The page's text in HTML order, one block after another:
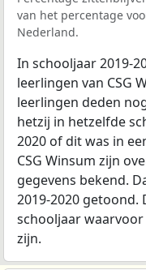
van het percentage
Nederland.
In schooljaar 2019-
leerlingen van CSG
leerlingen deden
hetzij in hetzelfde
2020 of dit was in
CSG Winsum zijn
gegevens bekend.
2019-2020 getoond.
schooljaar waarvoor
zijn.